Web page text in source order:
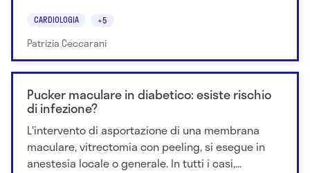
CARDIOLOGIA +5
Patrizia Ceccarani
Pucker maculare in diabetico: esiste rischio
di infezione?
L'intervento di asportazione di una membrana
maculare, vitrectomia con peeling, si esegue in
anestesia locale o generale. In tutti i casi,...